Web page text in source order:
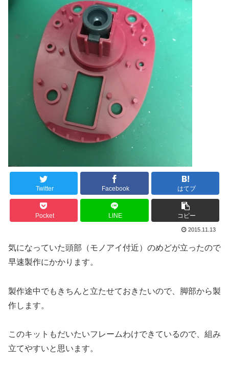
Twitter Facebook はてブ
Pocket LINE コピー
2015.11.13
気になっていた頭部（モノアイ付近）のめどが立ったので
早速製作にかかります。
製作途中でもきちんと立たせておきたいので、脚部から製
作します。
このキットもだいたいフレームわけできているので、組み
立てやすいと思います。